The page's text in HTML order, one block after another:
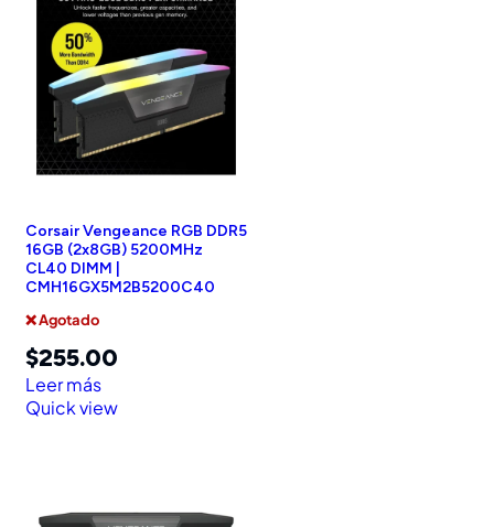
Corsair Vengeance RGB DDR5
16GB (2x8GB) 5200MHz
CL40 DIMM |
CMH16GX5M2B5200C40
❌ Agotado
$255.00
Leer más
Quick view